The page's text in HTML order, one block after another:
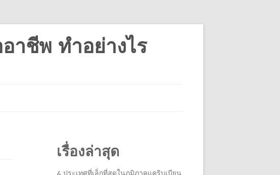
าชีพ ทำอย่างไร
เรื่องล่าสุด
4 ประเทศที่เล็กที่สุดในภูมิภาคแคริบเบียน